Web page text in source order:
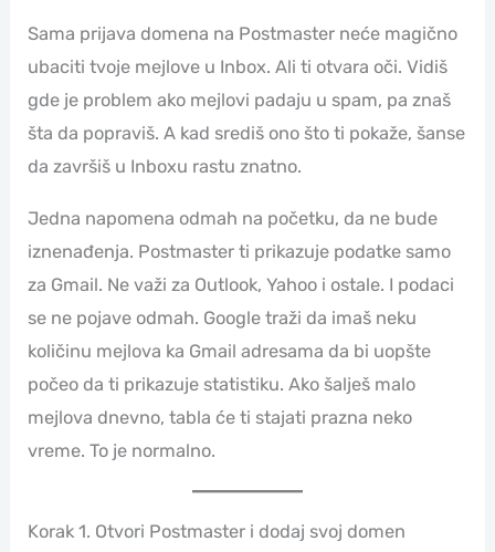
Sama prijava domena na Postmaster neće magično
ubaciti tvoje mejlove u Inbox. Ali ti otvara oči. Vidiš
gde je problem ako mejlovi padaju u spam, pa znaš
šta da popraviš. A kad središ ono što ti pokaže, šanse
da završiš u Inboxu rastu znatno.
Jedna napomena odmah na početku, da ne bude
iznenađenja. Postmaster ti prikazuje podatke samo
za Gmail. Ne važi za Outlook, Yahoo i ostale. I podaci
se ne pojave odmah. Google traži da imaš neku
količinu mejlova ka Gmail adresama da bi uopšte
počeo da ti prikazuje statistiku. Ako šalješ malo
mejlova dnevno, tabla će ti stajati prazna neko
vreme. To je normalno.
Korak 1. Otvori Postmaster i dodaj svoj domen